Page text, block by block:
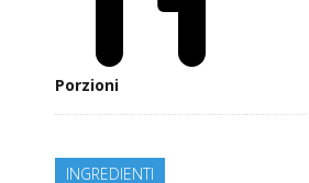
Porzioni
INGREDIENTI